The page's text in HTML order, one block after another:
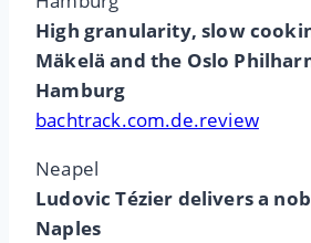
High granularity, slow
Mäkelä and the Oslo
Hamburg
bachtrack.com.de.review
Neapel
Ludovic Tézier delivers a
Naples